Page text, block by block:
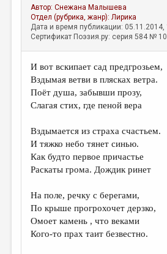
АВТОРЫ
КОММЕНТАРИИ
ЛИТСАЛОН
НОВОСТИ
ПРАВИЛА САЙТА
ИЗБРАННОЕ
ДАЙДЖЕСТ
ПЕРЕВОДЫ
КОНКУРСЫ
Автор:Снежана Малышева
Отдел (рубрика, жанр):Лирика
Дата и время публикации: 05.11.2014,
Сертификат Поэзия.ру: серия 584 №
И вот вскипает сад предгрозьем,
Вздымая ветви в плясках ветра.
Поёт душа, забывши прозу,
Слагая стих, где пеной вера
Вздымается из страха счастьем.
И тяжко небо тянет синью.
Как будто первое причастье
Раскаты грома. Дождик ринет
На поле, речку с берегами,
По крыше прогрохочет дерзко,
Омоет камень , что веками
Кого-то прах таит безвестно.